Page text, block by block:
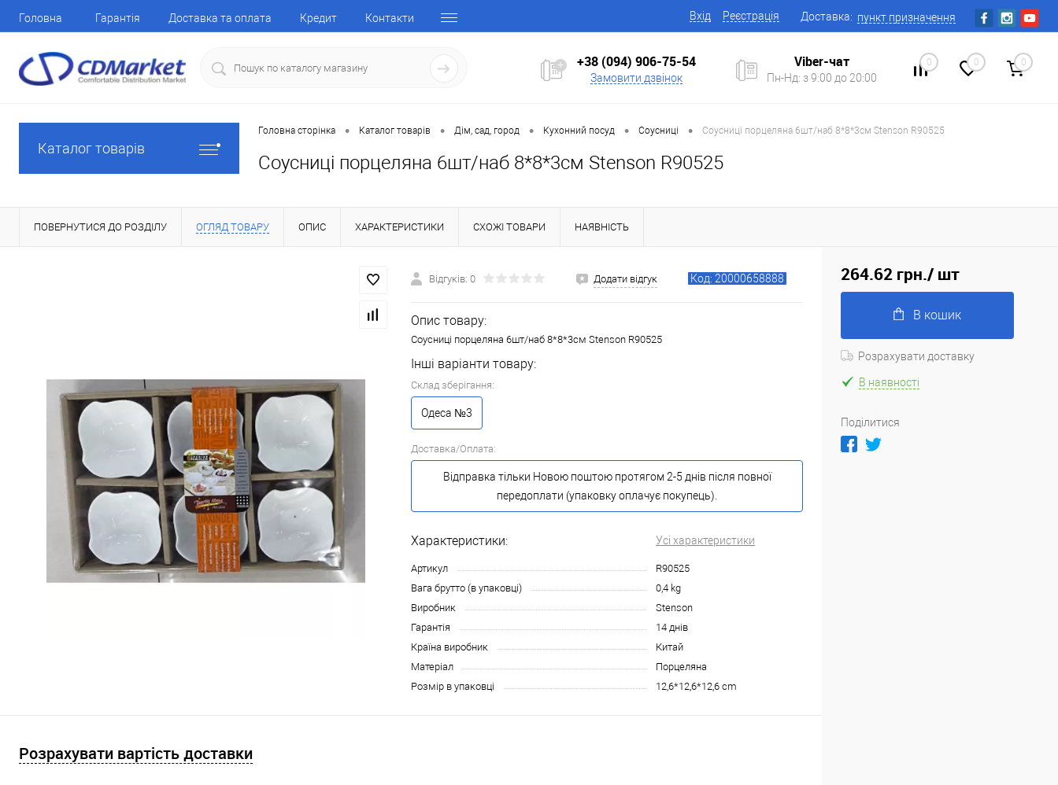
Головна Гарантія Доставка та оплата Кредит Контакти Вхід Реєстрація Доставка: пункт призначення
+38 (094) 906-75-54
Замовити дзвінок
Viber-чат
Пн-Нд: з 9:00 до 20:00
0 0 0
Каталог товарів
Головна сторінка • Каталог товарів • Дім, сад, город • Кухонний посуд • Соусниці • Соусниці порцеляна 6шт/наб 8*8*3см Stenson R90525
Соусниці порцеляна 6шт/наб 8*8*3см Stenson R90525
ПОВЕРНУТИСЯ ДО РОЗДІЛУ ОГЛЯД ТОВАРУ ОПИС ХАРАКТЕРИСТИКИ СХОЖІ ТОВАРИ НАЯВНІСТЬ
Відгуків: 0 Додати відгук Код: 20000658888
Опис товару:
Соусниці порцеляна 6шт/наб 8*8*3см Stenson R90525
Інші варіанти товару:
Склад зберігання:
Одеса №3
Доставка/Оплата:
Відправка тільки Новою поштою протягом 2-5 днів після повної
передоплати (упаковку оплачує покупець).
Характеристики: Усі характеристики
Артикул
R90525
Вага брутто (в упаковці)
0,4 kg
Виробник
Stenson
Гарантія
14 днів
Країна виробник
Китай
Матеріал
Порцеляна
Розмір в упаковці
12,6*12,6*12,6 cm
Розрахувати вартість доставки
264.62 грн./ шт
В кошик
Розрахувати доставку
В наявності
Поділитися